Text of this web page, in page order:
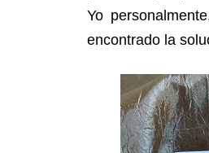
Yo
encontrado la